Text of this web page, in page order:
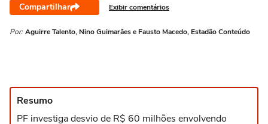
Compartilhar Exibir comentários
Por: Aguirre Talento, Nino Guimarães e Fausto Macedo, Estadão Conteúdo
Resumo
PF investiga desvio de R$ 60 milhões envolvendo